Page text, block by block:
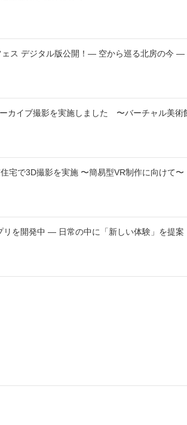
ェス デジタル版公開！― 空から巡る北房の今 ―
ーカイブ撮影を実施しました 〜バーチャル美術
宅で3D撮影を実施 〜簡易型VR制作に向けて〜
リを開発中 ― 日常の中に「新しい体験」を提案